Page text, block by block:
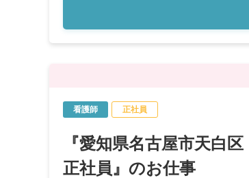
看護師 正社員
『愛知県名古屋市天白
正社員』のお仕事